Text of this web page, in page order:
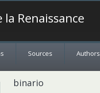
Renaissance
Sources Authors
binario